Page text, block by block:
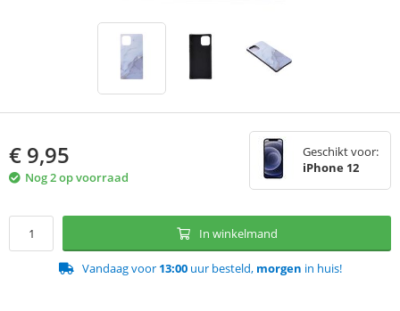
€ 9,95
Nog 2 op voorraad
Geschikt voor:
iPhone 12
In winkelmand
Vandaag voor 13:00uur besteld, morgen in huis!